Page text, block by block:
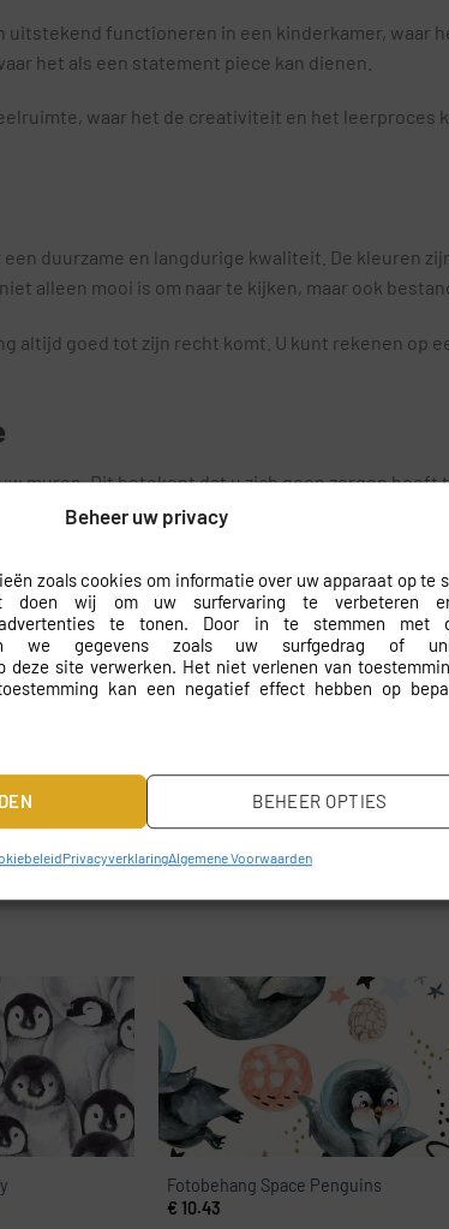
Beheer uw privacy
zoals cookies om informatie over uw apparaat op te
doen wij om uw surfervaring te verbeteren
advertenties te tonen. Door in te stemmen met
we gegevens zoals uw surfgedrag of
deze site verwerken. Het niet verlenen van
kan een negatief effect hebben op
BEHEER OPTIES
PrivacyverklaringAlgemene Voorwaarden
functioneren in een kinderkamer, waar
het als een statement piece kan dienen.
waar het de creativiteit en het leerproces
duurzame en langdurige kwaliteit. De kleuren
alleen mooi is om naar te kijken, maar ook
altijd goed tot zijn recht komt. U kunt rekenen op
muren. Dit betekent dat u zich geen zorgen
gebruiksvriendelijke instructies maken het
een mum van tijd genieten van uw nieuwe
Fotobehang Space Penguins
€ 10.43